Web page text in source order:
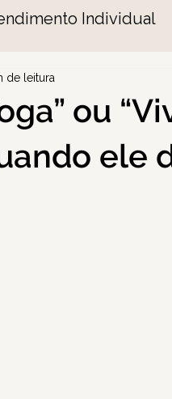
Individual
ou
ele
de leitura
de 5 estrelas.